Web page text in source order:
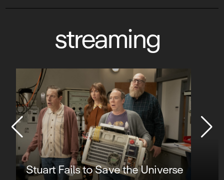
streaming
Stuart Fails to Save the Universe